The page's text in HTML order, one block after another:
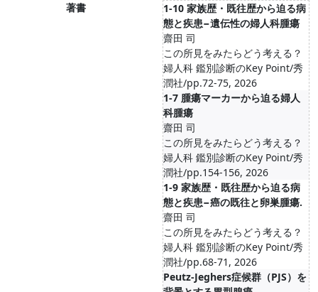
著書
1-10 家族歴・既往歴から迫る病
態と疾患−遺伝性の婦人科腫瘍
齋田 司
この所見をみたらどう考える？
婦人科 鑑別診断のKey Point/秀
潤社/pp.72-75, 2026
1-7 腫瘍マーカーから迫る婦人
科腫瘍
齋田 司
この所見をみたらどう考える？
婦人科 鑑別診断のKey Point/秀
潤社/pp.154-156, 2026
1-9 家族歴・既往歴から迫る病
態と疾患−癌の既往と卵巣腫瘍.
齋田 司
この所見をみたらどう考える？
婦人科 鑑別診断のKey Point/秀
潤社/pp.68-71, 2026
Peutz-Jeghers症候群（PJS）を